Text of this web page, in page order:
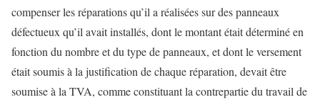
compenser les réparations qu’il a réalisées sur des panneaux
défectueux qu’il avait installés, dont le montant était déterminé en
fonction du nombre et du type de panneaux, et dont le versement
était soumis à la justification de chaque réparation, devait être
soumise à la TVA, comme constituant la contrepartie du travail de